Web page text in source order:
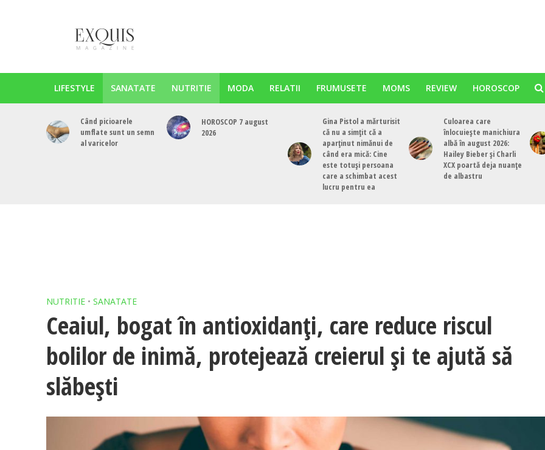
LIFESTYLE SANATATE NUTRITIE MODA RELATII FRUMUSETE MOMS REVIEW HOROSCOP
Când picioarele
umflate sunt un semn
al varicelor
HOROSCOP 7 august
2026
Gina Pistol a mărturisit
că nu a simțit că a
aparținut nimănui de
când era mică: Cine
este totuși persoana
care a schimbat acest
lucru pentru ea
Culoarea care
înlocuiește manichiura
albă în august 2026:
Hailey Bieber și Charli
XCX poartă deja nuanțe
de albastru
NUTRITIE • SANATATE
Ceaiul, bogat în antioxidanți, care reduce riscul
bolilor de inimă, protejează creierul și te ajută să
slăbești